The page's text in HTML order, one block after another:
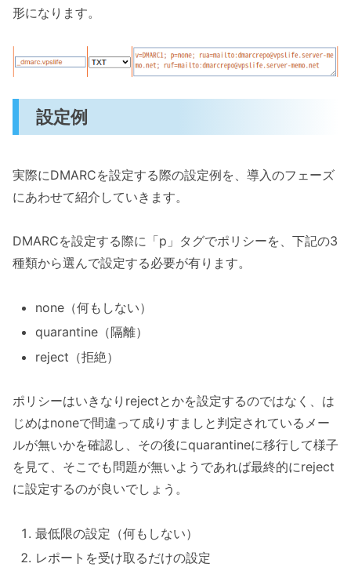
形になります。
設定例
実際にDMARCを設定する際の設定例を、導入のフェーズ
にあわせて紹介していきます。
DMARCを設定する際に「p」タグでポリシーを、下記の3
種類から選んで設定する必要が有ります。
none（何もしない）
quarantine（隔離）
reject（拒絶）
ポリシーはいきなりrejectとかを設定するのではなく、は
じめはnoneで間違って成りすましと判定されているメー
ルが無いかを確認し、その後にquarantineに移行して様子
を見て、そこでも問題が無いようであれば最終的にreject
に設定するのが良いでしょう。
最低限の設定（何もしない）
レポートを受け取るだけの設定